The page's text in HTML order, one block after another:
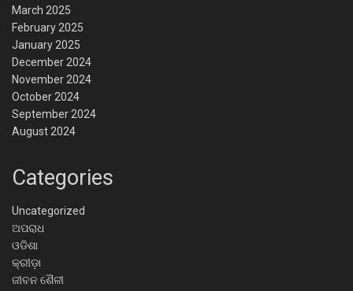
March 2025
February 2025
January 2025
December 2024
November 2024
October 2024
September 2024
August 2024
Categories
Uncategorized
ଅପରାଧ
ଓଡିଶା
କ୍ରୀଡ଼ା
ଜୀବନ ଶୈଳୀ